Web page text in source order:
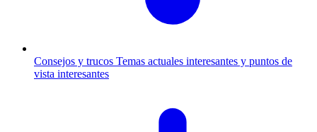
Consejos y trucos Temas actuales interesantes y puntos de
vista interesantes